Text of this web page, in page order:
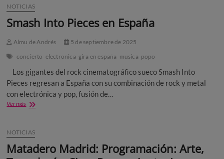
acogerá
una
Silent
Session
del
artista
mexicano
Murcof
en
Plaza
NOTICIAS
Smash Into Pieces en España
Almu de Andrés
5 de septiembre de 2025
concierto electronica gira en españa musica popo
Los gigantes del rock cinematográfico sueco Smash Into
Pieces regresan a España con su combinación de rock y metal
con electrónica y pop, fusión de…
Ver másSmash
en
España
NOTICIAS
Matadero Madrid: Programación: Arte,